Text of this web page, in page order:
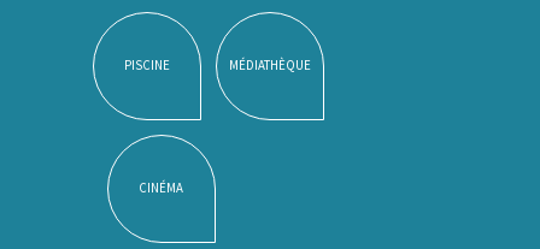
PISCINE MÉDIATHÈQUE
CINÉMA